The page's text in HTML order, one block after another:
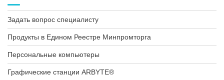
Задать вопрос специалисту
Продукты в Едином Реестре Минпромторга
Персональные компьютеры
Графические станции ARBYTE®